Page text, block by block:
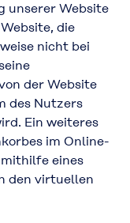
unserer Website
die
nicht bei
der Website
des Nutzers
Ein weiteres
im Online-
eines
den virtuellen